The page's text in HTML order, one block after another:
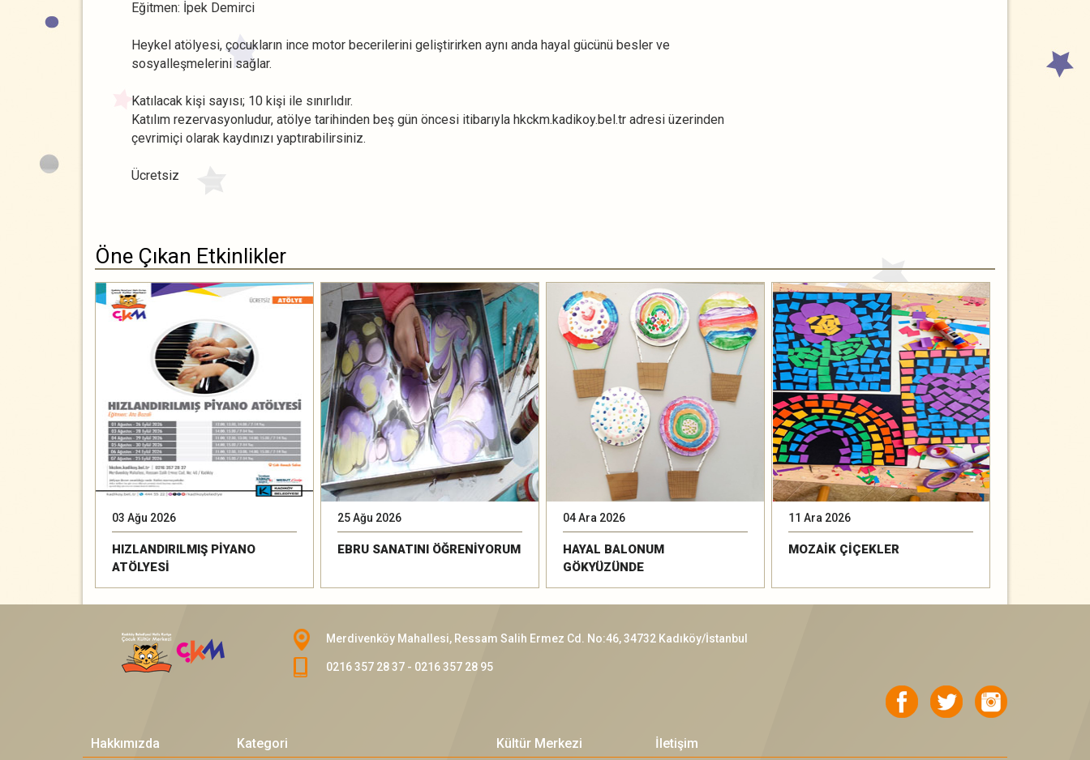
Eğitmen: İpek Demirci
Heykel atölyesi, çocukların ince motor becerilerini geliştirirken aynı anda hayal gücünü besler ve
sosyalleşmelerini sağlar.
Katılacak kişi sayısı; 10 kişi ile sınırlıdır.
Katılım rezervasyonludur, atölye tarihinden beş gün öncesi itibarıyla hkckm.kadikoy.bel.tr adresi üzerinden
çevrimiçi olarak kaydınızı yaptırabilirsiniz.
Ücretsiz
Öne Çıkan Etkinlikler
03 Ağu 2026
HIZLANDIRILMIŞ PİYANO
ATÖLYESİ
25 Ağu 2026
EBRU SANATINI ÖĞRENİYORUM
04 Ara 2026
HAYAL BALONUM
GÖKYÜZÜNDE
11 Ara 2026
MOZAİK ÇİÇEKLER
Merdivenköy Mahallesi, Ressam Salih Ermez Cd. No:46, 34732 Kadıköy/İstanbul
0216 357 28 37 - 0216 357 28 95
Hakkımızda Kategori Kültür Merkezi İletişim